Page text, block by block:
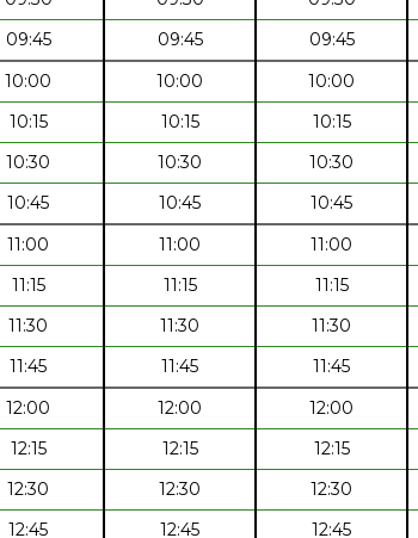
09:45 09:45 09:45
10:00 10:00 10:00
10:15 10:15 10:15
10:30 10:30 10:30
10:45 10:45 10:45
11:00 11:00 11:00
11:15 11:15 11:15
11:30 11:30 11:30
11:45 11:45 11:45
12:00 12:00 12:00
12:15 12:15 12:15
12:30 12:30 12:30
12:45 12:45 12:45